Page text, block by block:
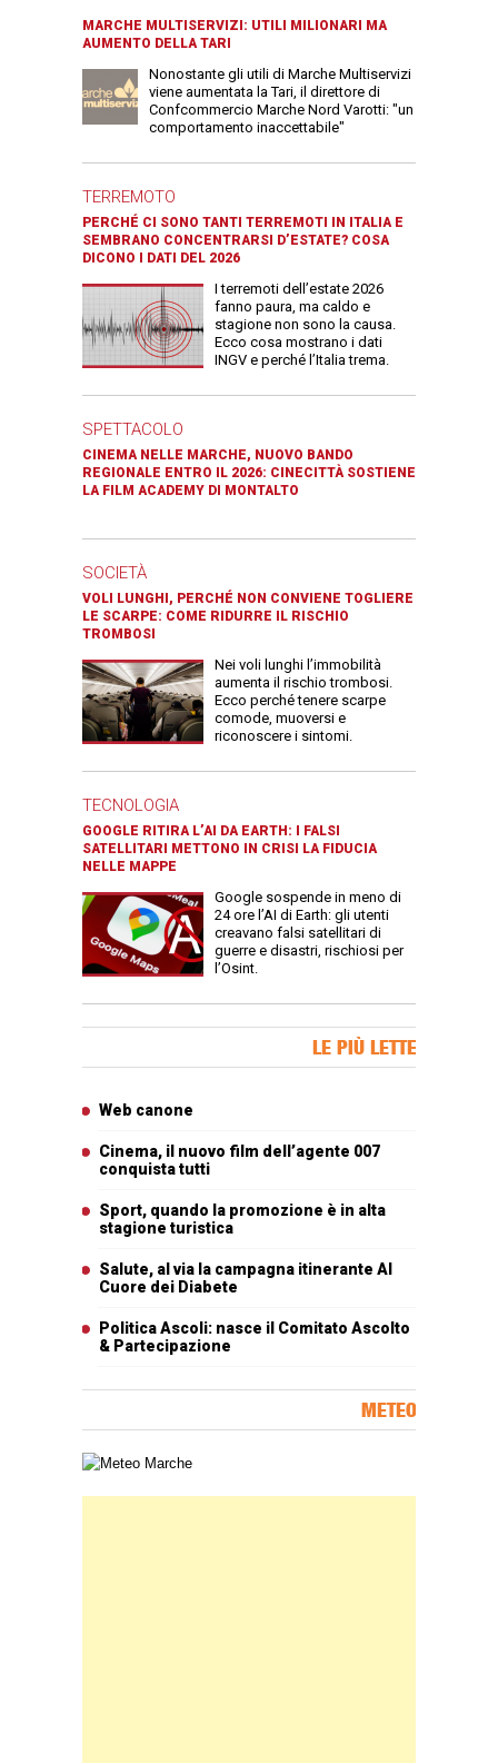
MARCHE MULTISERVIZI: UTILI MILIONARI MA
AUMENTO DELLA TARI
Nonostante gli utili di Marche Multiservizi
viene aumentata la Tari, il direttore di
Confcommercio Marche Nord Varotti: "un
comportamento inaccettabile"
TERREMOTO
PERCHÉ CI SONO TANTI TERREMOTI IN ITALIA E
SEMBRANO CONCENTRARSI D’ESTATE? COSA
DICONO I DATI DEL 2026
I terremoti dell’estate 2026
fanno paura, ma caldo e
stagione non sono la causa.
Ecco cosa mostrano i dati
INGV e perché l’Italia trema.
SPETTACOLO
CINEMA NELLE MARCHE, NUOVO BANDO
REGIONALE ENTRO IL 2026: CINECITTÀ SOSTIENE
LA FILM ACADEMY DI MONTALTO
SOCIETÀ
VOLI LUNGHI, PERCHÉ NON CONVIENE TOGLIERE
LE SCARPE: COME RIDURRE IL RISCHIO
TROMBOSI
Nei voli lunghi l’immobilità
aumenta il rischio trombosi.
Ecco perché tenere scarpe
comode, muoversi e
riconoscere i sintomi.
TECNOLOGIA
GOOGLE RITIRA L’AI DA EARTH: I FALSI
SATELLITARI METTONO IN CRISI LA FIDUCIA
NELLE MAPPE
Google sospende in meno di
24 ore l’AI di Earth: gli utenti
creavano falsi satellitari di
guerre e disastri, rischiosi per
l’Osint.
LE PIÙ LETTE
Web canone
Cinema, il nuovo film dell’agente 007
conquista tutti
Sport, quando la promozione è in alta
stagione turistica
Salute, al via la campagna itinerante Al
Cuore dei Diabete
Politica Ascoli: nasce il Comitato Ascolto
& Partecipazione
METEO
Carta meteorologica delle Marche